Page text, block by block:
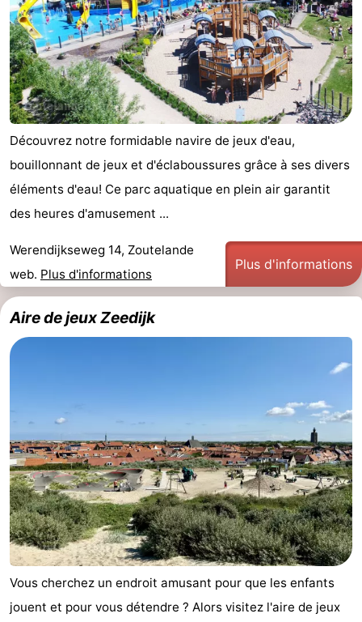
Duinweg
18
-
Kurhaus
-
Residentie
Soutelande
Campings
Chambre
d'hôtes
Chaumières
-
De
Zandput
-
Duinzicht
-
Joossesweg
-
Kustlicht
-
Strandcamping
Valkenisse
-
Zee,
Bos
en
Duin
Hôtels
Last
minutes
Plages
Voir
et
Lieux
Découvrez notre formidable navire de jeux d'eau,
bouillonnant de jeux et d'éclaboussures grâce à ses divers
éléments d'eau! Ce parc aquatique en plein air garantit
des heures d'amusement ...
Werendijkseweg 14, Zoutelande
web. Plus d'informations
Plus d'informations
Aire de jeux Zeedijk
Vous cherchez un endroit amusant pour que les enfants
jouent et pour vous détendre ? Alors visitez l'aire de jeux